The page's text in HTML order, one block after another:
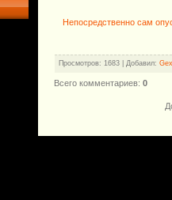
Непосредственно сам
Просмотров: 1683 Добавил:
Всего комментариев: 0